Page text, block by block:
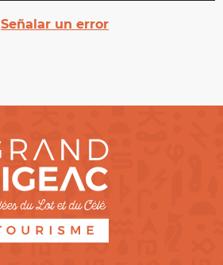
Señalar un error